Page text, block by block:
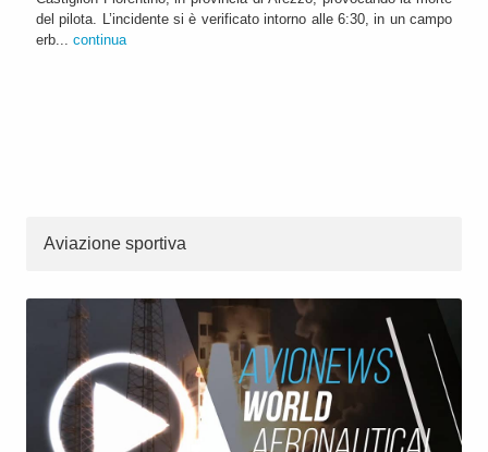
del pilota. L’incidente si è verificato intorno alle 6:30, in un campo
erb... continua
Aviazione sportiva